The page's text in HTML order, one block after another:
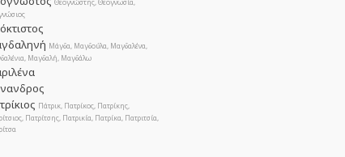
Θεογνώστης, Θεογνωσία,
Μάγδα, Μαγδούλα, Μαγδαλένα,
Μαγδαλή, Μαγδάλω
Πάτρικ, Πατρίκος, Πατρίκης,
Πατρίτσης, Πατρικία, Πατρίκα, Πατριτσία,